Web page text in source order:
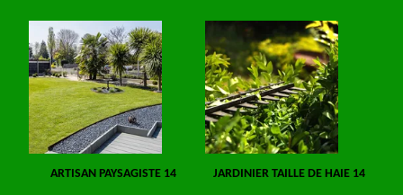
ARTISAN PAYSAGISTE 14 JARDINIER TAILLE DE HAIE 14